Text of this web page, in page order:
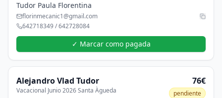
Tudor Paula Florentina
florinmecanic1@gmail.com
642718349 / 642728084
✓ Marcar como pagada
Alejandro Vlad Tudor
Vacacional Junio 2026 Santa Àgueda
76€
pendiente